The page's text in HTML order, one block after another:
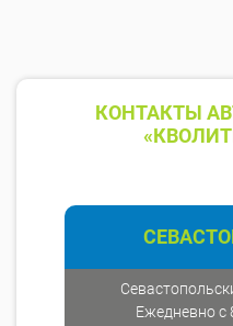
КОНТАКТЫ
Ежедневно с